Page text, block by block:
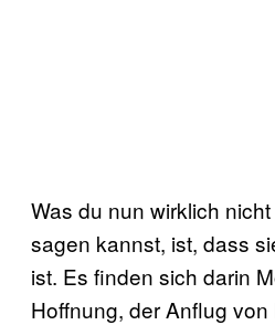
Was du nun wirklich
sagen kannst, ist, dass
ist. Es finden sich darin
Hoffnung, der Anflug